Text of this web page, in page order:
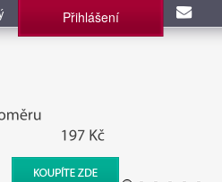
Přihlášení
Zpravodajské